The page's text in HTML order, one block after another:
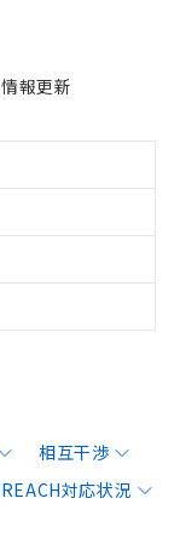
報更新
相互干渉
対応状況